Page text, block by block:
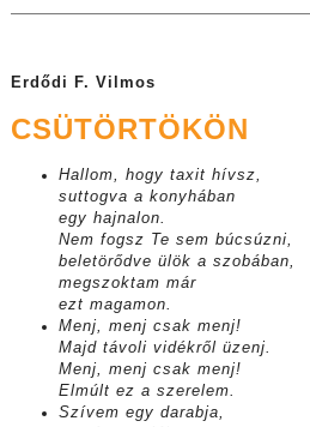
Erdődi F. Vilmos
CSÜTÖRTÖKÖN
Hallom, hogy taxit hívsz,
suttogva a konyhában
egy hajnalon.
Nem fogsz Te sem búcsúzni,
beletörődve ülök a szobában,
megszoktam már
ezt magamon.
Menj, menj csak menj!
Majd távoli vidékről üzenj.
Menj, menj csak menj!
Elmúlt ez a szerelem.
Szívem egy darabja,